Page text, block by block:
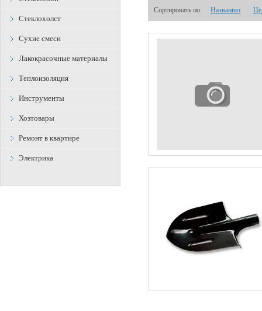
Стеклохолст
Сухие смеси
Лакокрасочные материалы
Теплоизоляция
Инструменты
Хозтовары
Ремонт в квартире
Электрика
Сортировать по: Названию